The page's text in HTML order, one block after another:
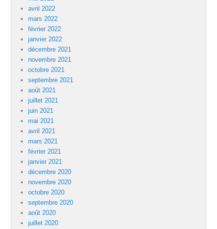
avril 2022
mars 2022
février 2022
janvier 2022
décembre 2021
novembre 2021
octobre 2021
septembre 2021
août 2021
juillet 2021
juin 2021
mai 2021
avril 2021
mars 2021
février 2021
janvier 2021
décembre 2020
novembre 2020
octobre 2020
septembre 2020
août 2020
juillet 2020